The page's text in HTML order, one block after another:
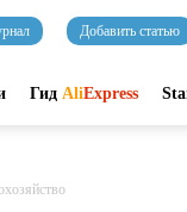
Добавить статью
Гид AliExpress